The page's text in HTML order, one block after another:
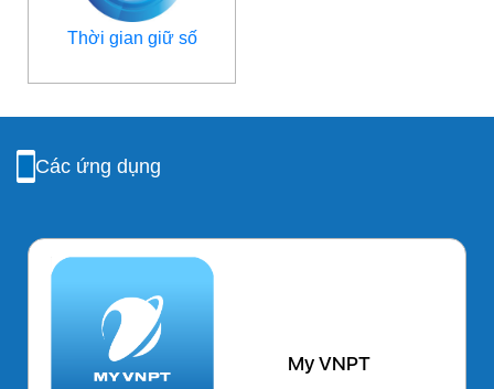
Thời gian giữ số
Các ứng dụng
My VNPT